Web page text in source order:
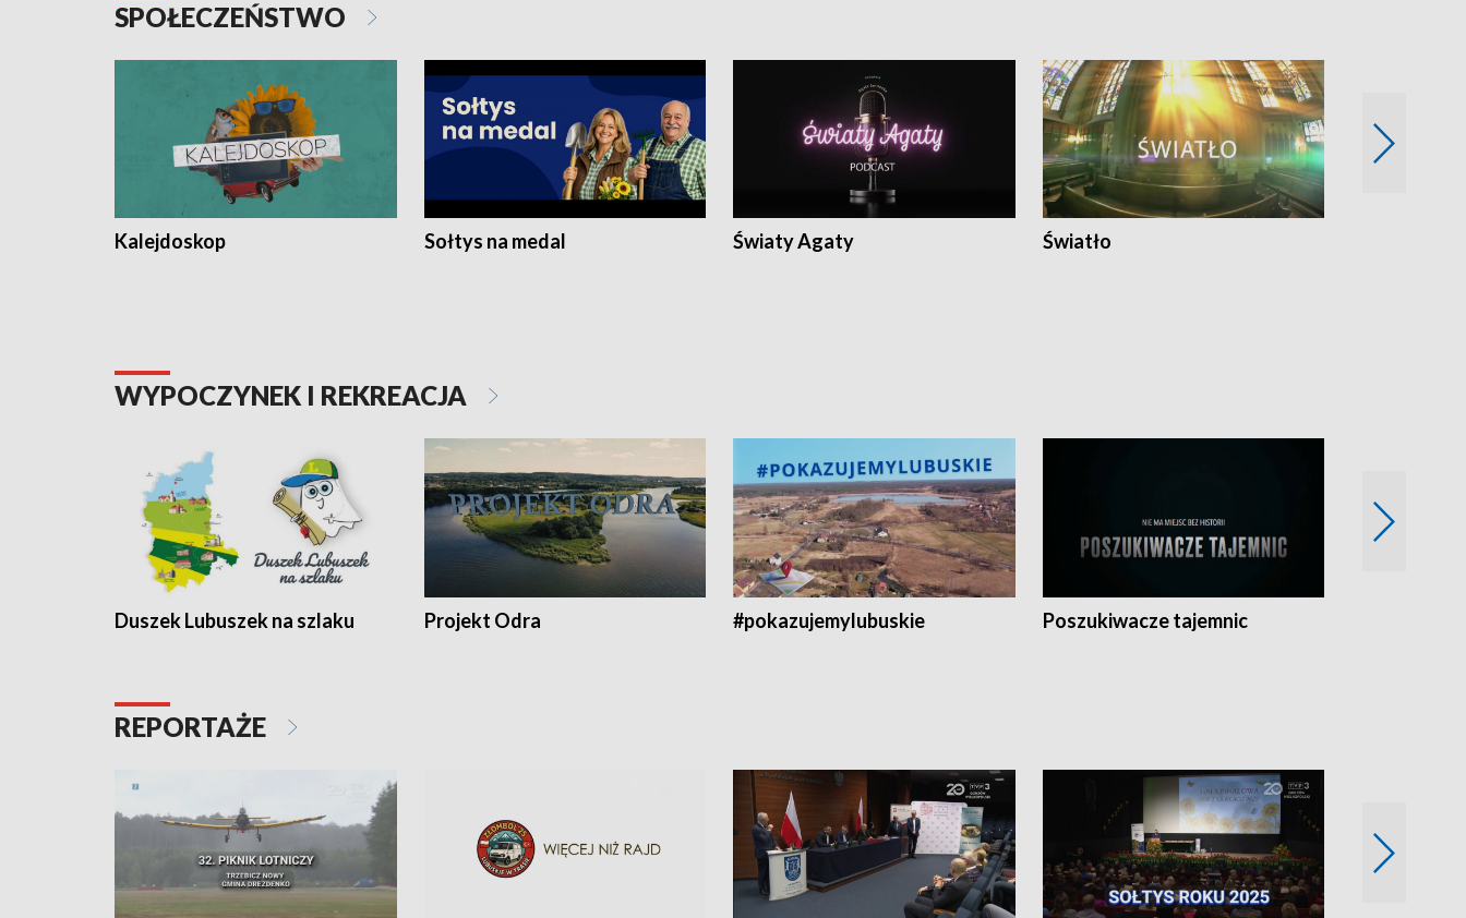
SPOŁECZEŃSTWO
Kalejdoskop Sołtys na medal Światy Agaty Światło
WYPOCZYNEK I REKREACJA
Duszek Lubuszek na szlaku Projekt Odra #pokazujemylubuskie Poszukiwacze tajemnic
REPORTAŻE